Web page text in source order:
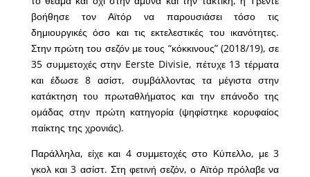
βοήθησε τον Αϊτόρ να παρουσιάσει τόσο τις
δημιουργικές όσο και τις εκτελεστικές του ικανότητες.
Στην πρώτη του σεζόν με τους “κόκκινους” (2018/19), σε
35 συμμετοχές στην Eerste Divisie, πέτυχε 13 τέρματα
και έδωσε 8 ασίστ, συμβάλλοντας τα μέγιστα στην
κατάκτηση του πρωταθλήματος και την επάνοδο της
ομάδας στην πρώτη κατηγορία (ψηφίστηκε κορυφαίος
παίκτης της χρονιάς).
Παράλληλα, είχε και 4 συμμετοχές στο Κύπελλο, με 3
γκολ και 3 ασίστ. Στη φετινή σεζόν, ο Αϊτόρ πρόλαβε να